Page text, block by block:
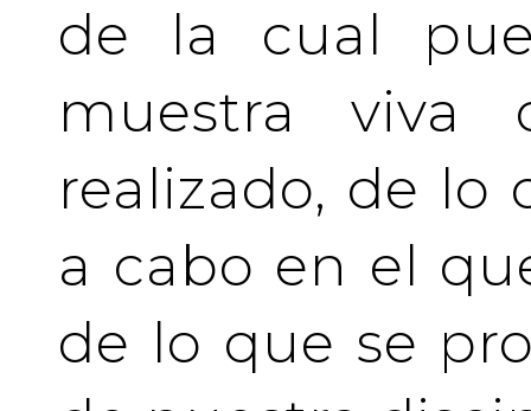
de la cual
muestra
realizado, de lo
a cabo en el
de lo que se